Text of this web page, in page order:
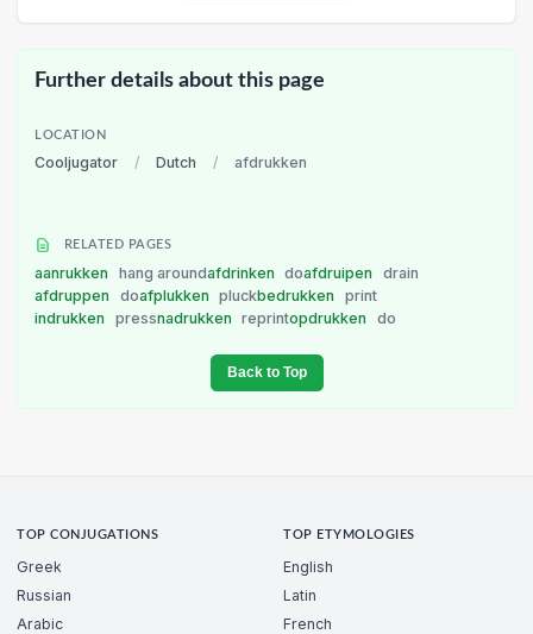
Further details about this page
LOCATION
Cooljugator / Dutch / afdrukken
RELATED PAGES
aanrukken hang aroundafdrinken doafdruipen
drain
afdruppen
doafplukken pluckbedrukken
print
indrukken
pressnadrukken reprintopdrukken do
Back to Top
TOP CONJUGATIONS
Greek
Russian
Arabic
TOP ETYMOLOGIES
English
Latin
French